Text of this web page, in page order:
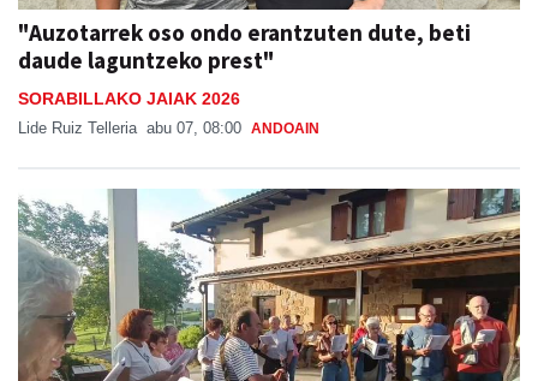
"Auzotarrek oso ondo erantzuten dute, beti
daude laguntzeko prest"
SORABILLAKO JAIAK 2026
Lide Ruiz Telleria abu 07, 08:00 ANDOAIN